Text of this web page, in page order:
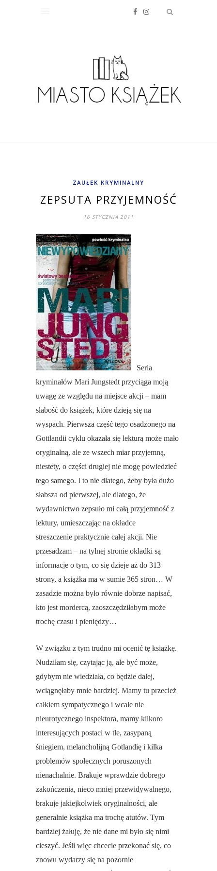
ZAUŁEK KRYMINALNY
ZEPSUTA PRZYJEMNOŚĆ
16 STYCZNIA 2011
Seria
kryminałów Mari Jungstedt przyciąga moją
uwagę ze względu na miejsce akcji – mam
słabość do książek, które dzieją się na
wyspach. Pierwsza część tego osadzonego na
Gottlandii cyklu okazała się lekturą może mało
oryginalną, ale ze wszech miar przyjemną,
niestety, o części drugiej nie mogę powiedzieć
tego samego. I to nie dlatego, żeby była dużo
słabsza od pierwszej, ale dlatego, że
wydawnictwo zepsuło mi całą przyjemność z
lektury, umieszczając na okładce
streszczenie praktycznie całej akcji. Nie
przesadzam – na tylnej stronie okładki są
informacje o tym, co się dzieje aż do 313
strony, a książka ma w sumie 365 stron… W
zasadzie można było równie dobrze napisać,
kto jest mordercą, zaoszczędziłabym może
trochę czasu i pieniędzy…
W związku z tym trudno mi ocenić tę książkę.
Nudziłam się, czytając ją, ale być może,
gdybym nie wiedziała, co będzie dalej,
wciągnęłaby mnie bardziej. Mamy tu przecież
całkiem sympatycznego i wcale nie
nieurotycznego inspektora, mamy kilkoro
interesujących postaci w tle, zasypaną
śniegiem, melancholijną Gotlandię i kilka
problemów społecznych poruszonych
nienachalnie. Brakuje wprawdzie dobrego
zakończenia, nieco mniej przewidywalnego,
brakuje jakiejkolwiek oryginalności, ale
generalnie książka ma trochę atutów. Tym
bardziej żałuję, że nie dane mi było się nimi
cieszyć. Jeśli więc chcecie przekonać się, co
znowu wydarzy się na pozornie